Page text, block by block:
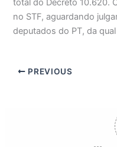
total do Decreto 10.620.
no STF, aguardando
deputados do PT, da
PREVIOUS